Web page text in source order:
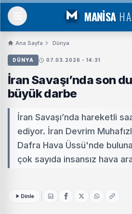
MANİSA
Ana Sayfa Dünya
DÜNYA 07.03.2026 - 14:31
İran Savaşı’nda son
büyük darbe
İran Savaşı’nda hareketli
ediyor. İran Devrim
Dafra Hava Üssü'nde
çok sayıda insansız hava
Dinle